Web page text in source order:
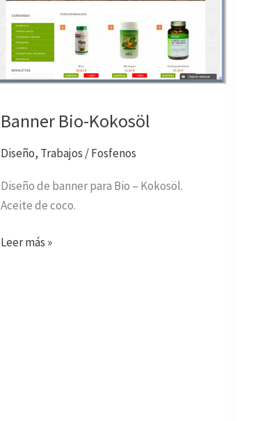
Banner Bio-Kokosöl
Diseño, Trabajos /Fosfenos
Diseño de banner para Bio – Kokosöl.
Aceite de coco.
Leer más »